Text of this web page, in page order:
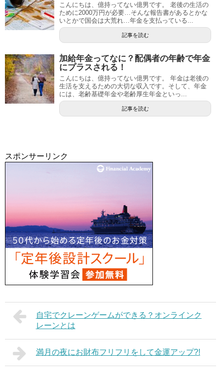
こんにちは、億持ってない億男です。 老後の生活の
ために2000万円が必要…そんな報告書があるとかな
いとかで国会は大荒れ…年金を支払っている...
記事を読む
加給年金ってなに？配偶者の年齢で年金
にプラスされる！
こんにちは、億持ってない億男です。 年金は老後の
生活を支えるための大切な収入です。そして、年金
には、老齢基礎年金や老齢厚生年金といっ...
記事を読む
スポンサーリンク
自宅でクレーンゲームができる？オンラインク
レーンとは
満月の夜にお財布フリフリをして金運アップ?!